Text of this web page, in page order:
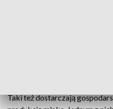
Taki też dostarczają